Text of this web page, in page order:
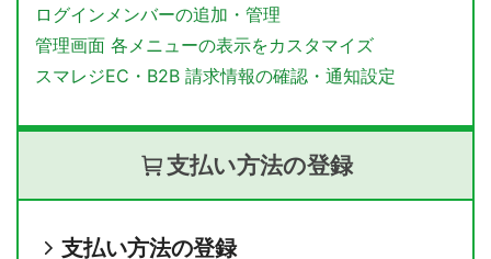
ログインメンバーの追加・管理
管理画面 各メニューの表示をカスタマイズ
スマレジEC・B2B 請求情報の確認・通知設定
支払い方法の登録
支払い方法の登録